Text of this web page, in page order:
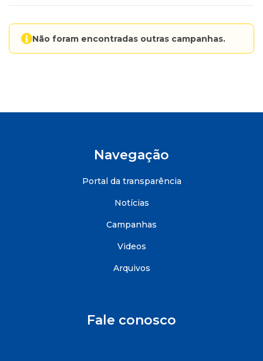
Não foram encontradas outras campanhas.
Navegação
Portal da transparência
Notícias
Campanhas
Videos
Arquivos
Fale conosco